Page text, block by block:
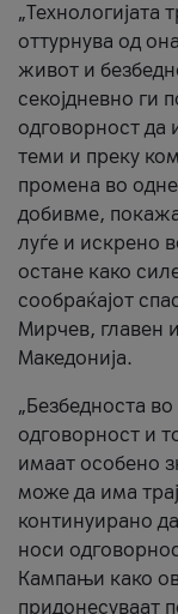
„Технологијата
оттурнува од
живот и
секојдневно ги
одговорност
теми и преку
промена во
добивме,
луѓе и искрено
остане како
сообраќајот
Мирчев, главен
Македонија.
„Безбедноста
одговорност и
имаат особено
може да има
континуирано
носи
Кампањи како
придонесуваат